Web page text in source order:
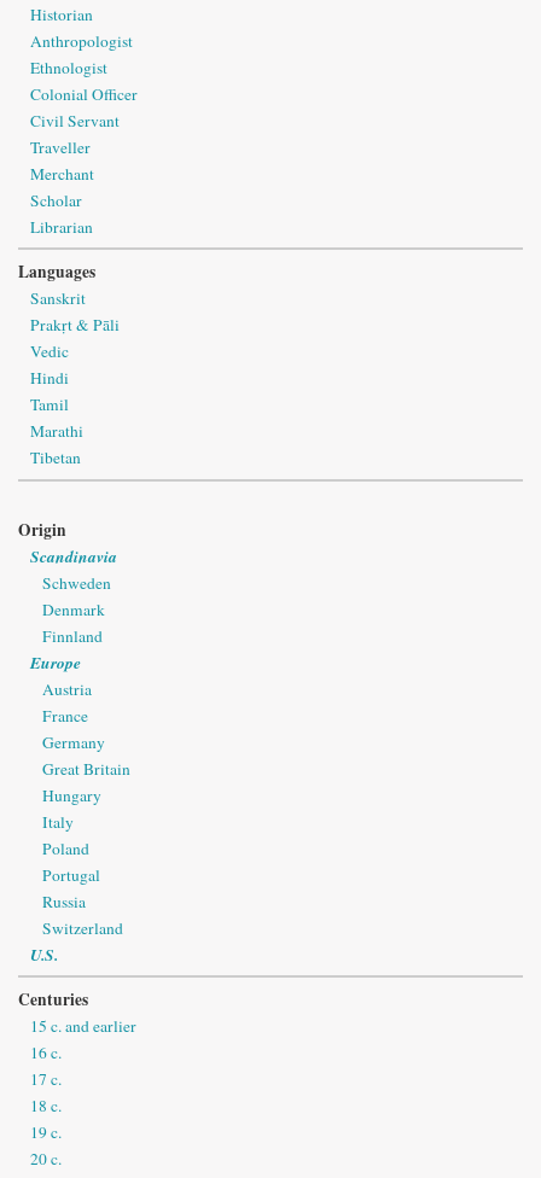
Historian
Anthropologist
Ethnologist
Colonial Officer
Civil Servant
Traveller
Merchant
Scholar
Librarian
Languages
Sanskrit
Prakṛt & Pāli
Vedic
Hindi
Tamil
Marathi
Tibetan
Origin
Scandinavia
Schweden
Denmark
Finnland
Europe
Austria
France
Germany
Great Britain
Hungary
Italy
Poland
Portugal
Russia
Switzerland
U.S.
Centuries
15 c. and earlier
16 c.
17 c.
18 c.
19 c.
20 c.